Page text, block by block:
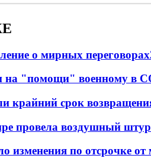
о мирных переговорах
на "помощи" военному в
крайний срок
провела воздушный
изменения по отсрочке